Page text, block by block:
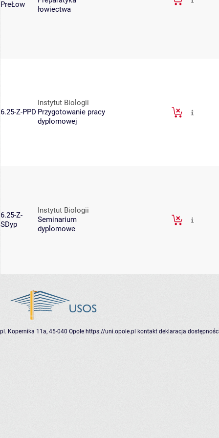
PreŁow
łowiectwa
6.25-Z-PPD
Instytut Biologii
Przygotowanie pracy
dyplomowej
6.25-Z-
SDyp
Instytut Biologii
Seminarium
dyplomowe
pl. Kopernika 11a, 45-040 Opole https://uni.opole.pl kontakt deklaracja